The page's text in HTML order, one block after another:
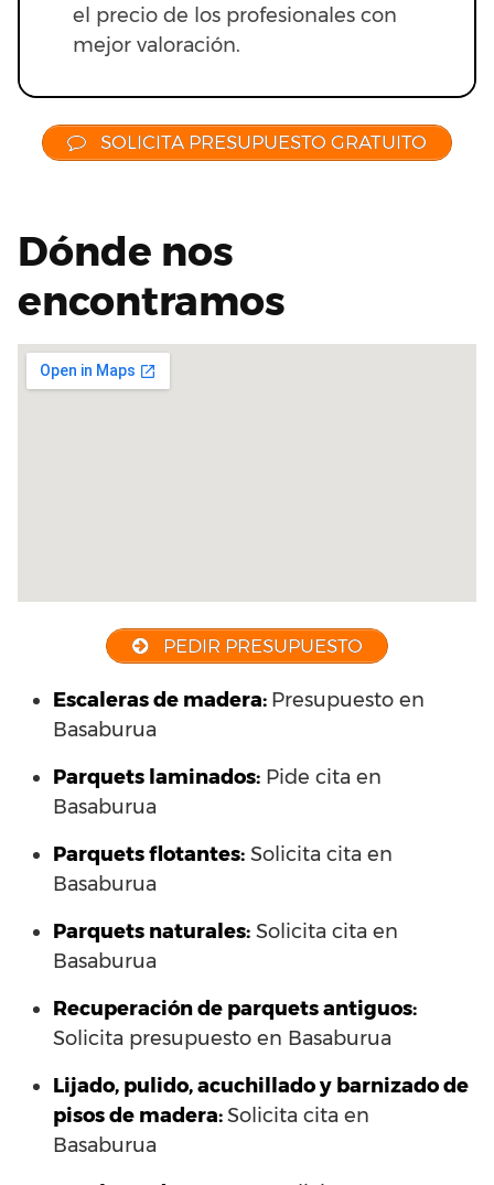
el precio de los profesionales con
mejor valoración.
SOLICITA PRESUPUESTO GRATUITO
Dónde nos
encontramos
PEDIR PRESUPUESTO
Escaleras de madera: Presupuesto en
Basaburua
Parquets laminados: Pide cita en
Basaburua
Parquets flotantes: Solicita cita en
Basaburua
Parquets naturales: Solicita cita en
Basaburua
Recuperación de parquets antiguos:
Solicita presupuesto en Basaburua
Lijado, pulido, acuchillado y barnizado de
pisos de madera:Solicita cita en
Basaburua